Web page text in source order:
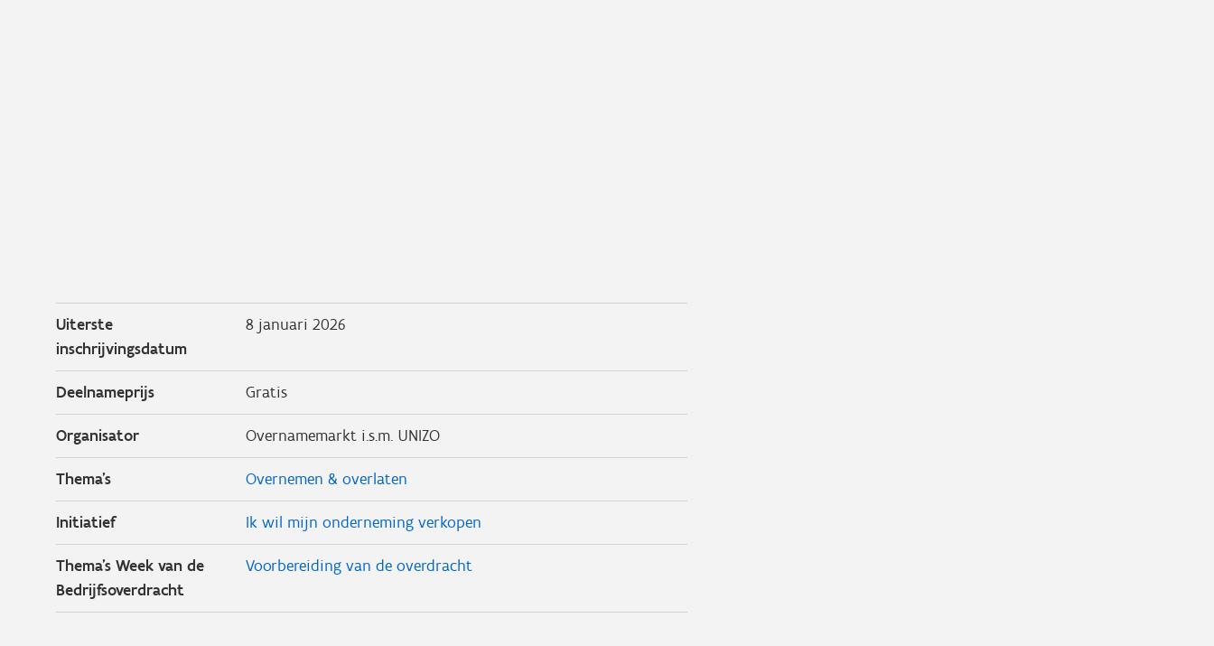
Uiterste
inschrijvingsdatum
8 januari 2026
Deelnameprijs Gratis
Organisator Overnamemarkt i.s.m. UNIZO
Thema's Overnemen & overlaten
Initiatief Ik wil mijn onderneming verkopen
Thema's Week van de
Bedrijfsoverdracht
Voorbereiding van de overdracht